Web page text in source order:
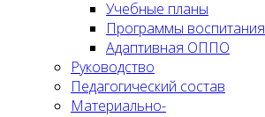
Учебные планы
Программы воспитания
Адаптивная ОППО
Руководство
Педагогический состав
Материально-